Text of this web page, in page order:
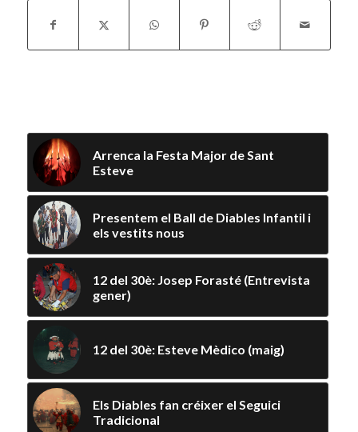
Arrenca la Festa Major de Sant
Esteve
Presentem el Ball de Diables Infantil i
els vestits nous
12 del 30è: Josep Forasté (Entrevista
gener)
12 del 30è: Esteve Mèdico (maig)
Els Diables fan créixer el Seguici
Tradicional